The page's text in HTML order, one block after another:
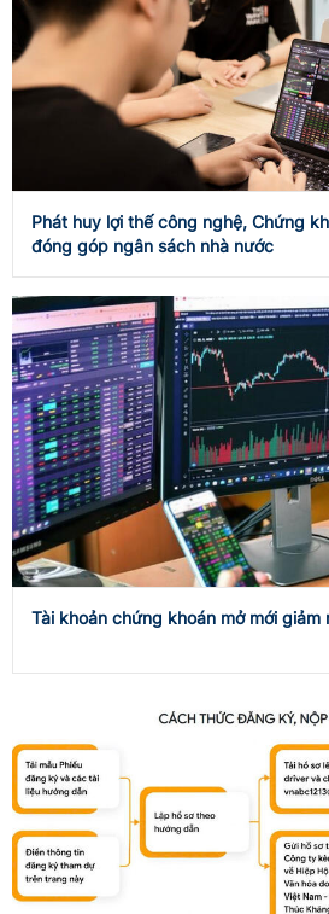
Phát huy lợi thế công nghệ, Chứng
đóng góp ngân sách nhà nước
Tài khoản chứng khoán mở mới giảm